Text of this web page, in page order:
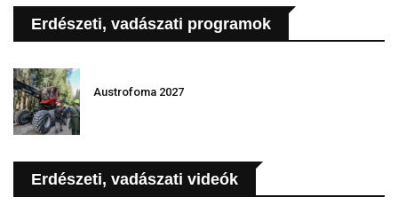
Erdészeti, vadászati programok
Austrofoma 2027
Erdészeti, vadászati videók